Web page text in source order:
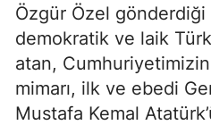
Özgür Özel gönderdiği
demokratik ve laik
atan, Cumhuriyetimizin
mimarı, ilk ve ebedi
Mustafa Kemal